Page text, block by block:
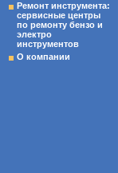
Ремонт инструмента:
сервисные центры
по ремонту бензо и
электро
инструментов
О компании